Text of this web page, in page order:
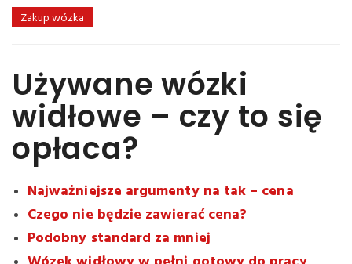
Zakup wózka
Używane wózki
widłowe – czy to się
opłaca?
Najważniejsze argumenty na tak – cena
Czego nie będzie zawierać cena?
Podobny standard za mniej